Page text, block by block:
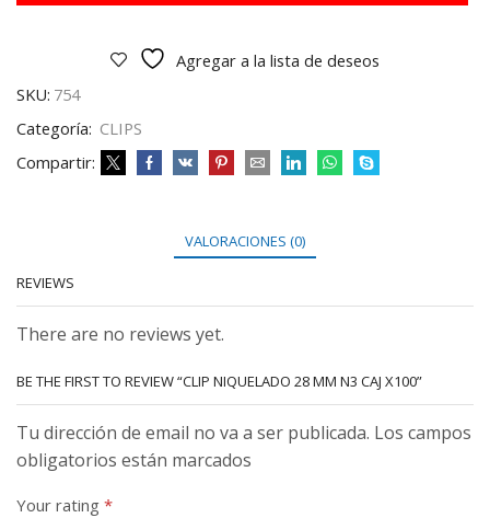
Agregar a la lista de deseos
SKU: 754
Categoría: CLIPS
Compartir:
VALORACIONES (0)
REVIEWS
There are no reviews yet.
BE THE FIRST TO REVIEW “CLIP NIQUELADO 28 MM N3 CAJ X100”
Tu dirección de email no va a ser publicada. Los campos
obligatorios están marcados
Your rating *